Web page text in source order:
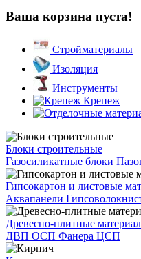
Ваша корзина пуста!
Стройматериалы
Изоляция
Инструменты
Крепеж
Блоки строительные
Газосиликатные блоки
Гипсокартон и листовые
Аквапанели
Древесно-плитные
ДВП ОСП Фанера ЦСП